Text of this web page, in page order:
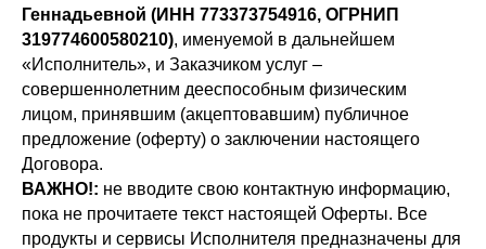
Геннадьевной (ИНН 773373754916, ОГРНИП
319774600580210), именуемой в дальнейшем
«Исполнитель», и Заказчиком услуг –
совершеннолетним дееспособным физическим
лицом, принявшим (акцептовавшим) публичное
предложение (оферту) о заключении настоящего
Договора.
ВАЖНО!: не вводите свою контактную информацию,
пока не прочитаете текст настоящей Оферты. Все
продукты и сервисы Исполнителя предназначены для